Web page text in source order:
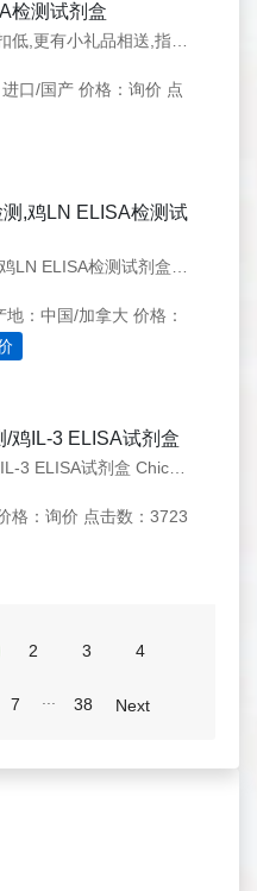
检测试剂盒
口/国产 价格：询价 点
,鸡LN ELISA检测试
地：中国/加拿大 价格：
鸡IL-3 ELISA试剂盒
格：询价 点击数：3723
2 3 4
7 38 Next